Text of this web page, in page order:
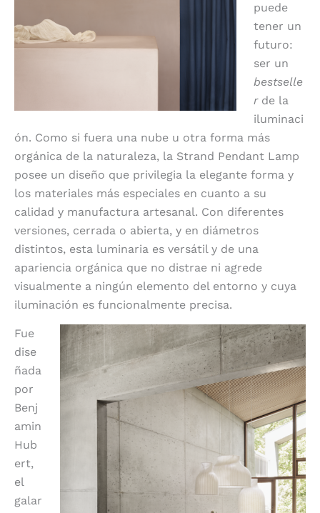
puede
tener un
futuro:
ser un
bestselle
rde la
iluminaci
ón. Como si fuera una nube u otra forma más
orgánica de la naturaleza, la Strand Pendant Lamp
posee un diseño que privilegia la elegante forma y
los materiales más especiales en cuanto a su
calidad y manufactura artesanal. Con diferentes
versiones, cerrada o abierta, y en diámetros
distintos, esta luminaria es versátil y de una
apariencia orgánica que no distrae ni agrede
visualmente a ningún elemento del entorno y cuya
iluminación es funcionalmente precisa.
Fue
dise
ñada
por
Benj
amin
Hub
ert,
el
galar